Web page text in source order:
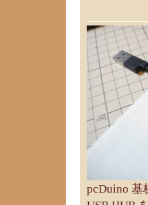
pcDuino 基